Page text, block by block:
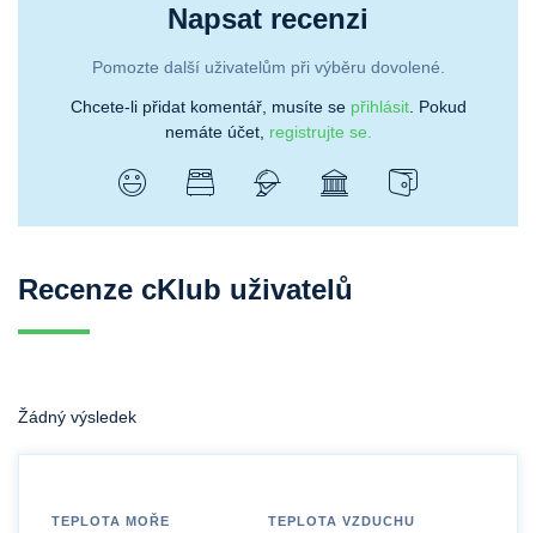
Napsat recenzi
Pomozte další uživatelům při výběru dovolené.
Chcete-li přidat komentář, musíte se přihlásit. Pokud
nemáte účet, registrujte se.
Recenze cKlub uživatelů
Žádný výsledek
TEPLOTA MOŘE TEPLOTA VZDUCHU